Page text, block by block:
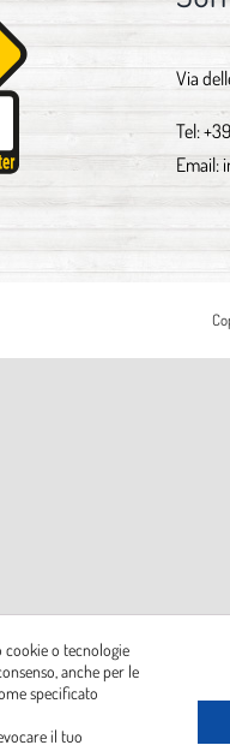
Via
Tel:
Email:
cookie o tecnologie
anche per le
specificato
il tuo